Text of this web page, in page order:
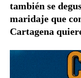
también se
maridaje que
Cartagena